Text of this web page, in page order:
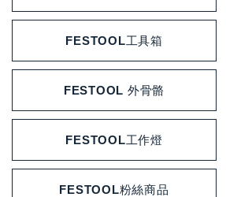
FESTOOL工具箱
FESTOOL 外骨骼
FESTOOL工作燈
FESTOOL粉絲商品